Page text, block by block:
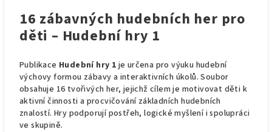
16 zábavných hudebních her pro
děti – Hudební hry 1
Publikace Hudební hry 1 je určena pro výuku hudební
výchovy formou zábavy a interaktivních úkolů. Soubor
obsahuje 16 tvořivých her, jejichž cílem je motivovat děti k
aktivní činnosti a procvičování základních hudebních
znalostí. Hry podporují postřeh, logické myšlení i spolupráci
ve skupině.